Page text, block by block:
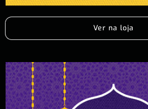
Ver na loja